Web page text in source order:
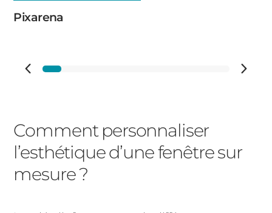
Pixarena
Comment personnaliser
l’esthétique d’une fenêtre sur
mesure ?